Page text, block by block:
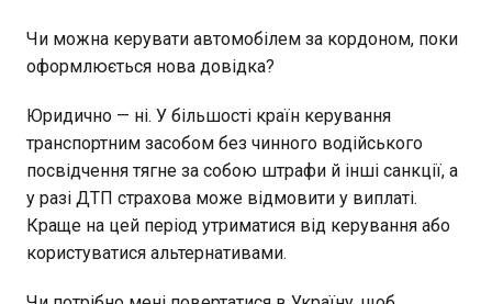
Чи можна керувати автомобілем за кордоном, поки
оформлюється нова довідка?
Юридично — ні. У більшості країн керування
транспортним засобом без чинного водійського
посвідчення тягне за собою штрафи й інші санкції, а
у разі ДТП страхова може відмовити у виплаті.
Краще на цей період утриматися від керування або
користуватися альтернативами.